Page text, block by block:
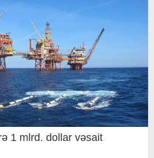
1 mlrd. dollar vəsait